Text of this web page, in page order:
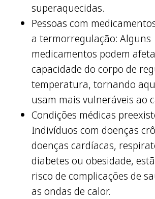
superaquecidas.
Pessoas com
a termorregulação: Alguns
medicamentos podem
capacidade do corpo de
temperatura, tornando
usam mais vulneráveis ao
Condições médicas
Indivíduos com doenças
doenças cardíacas,
diabetes ou obesidade,
risco de complicações de
as ondas de calor.